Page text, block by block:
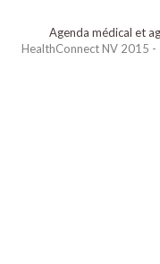
Agenda médical et
HealthConnect NV 2015 -